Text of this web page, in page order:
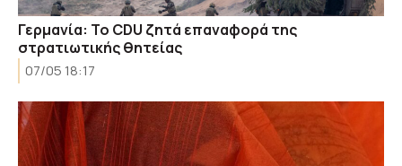
Γερμανία: Το CDU ζητά επαναφορά της
στρατιωτικής θητείας
07/05 18:17